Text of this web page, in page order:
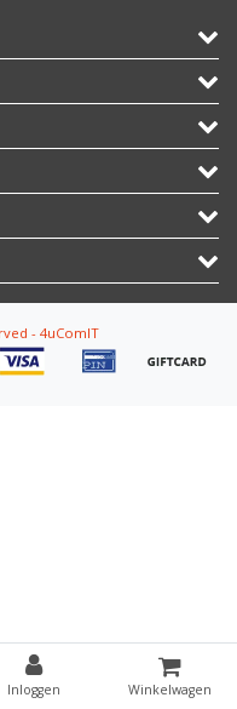
- 4uComIT
Inloggen Winkelwagen